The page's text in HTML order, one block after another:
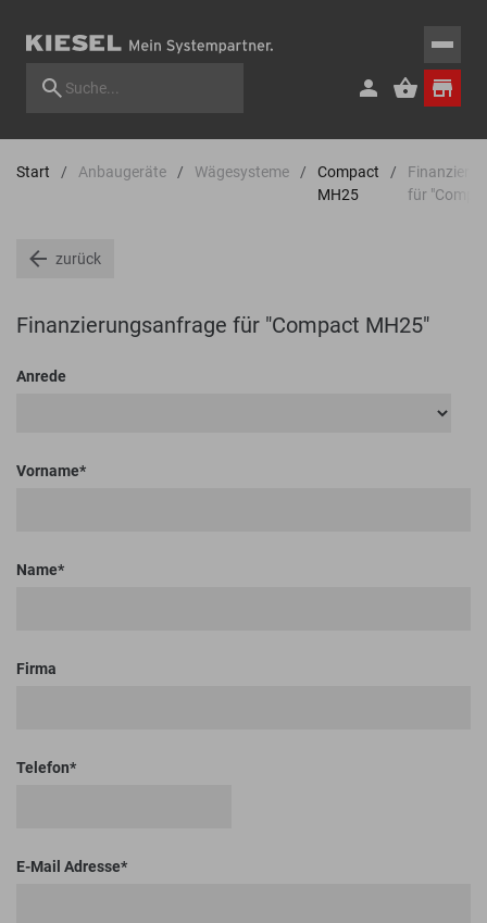
Start Anbaugeräte Wägesysteme
Compact
MH25
für
zurück
Finanzierungsanfrage für "Compact MH25"
Anrede
Vorname
Name
Firma
Telefon
E-Mail Adresse